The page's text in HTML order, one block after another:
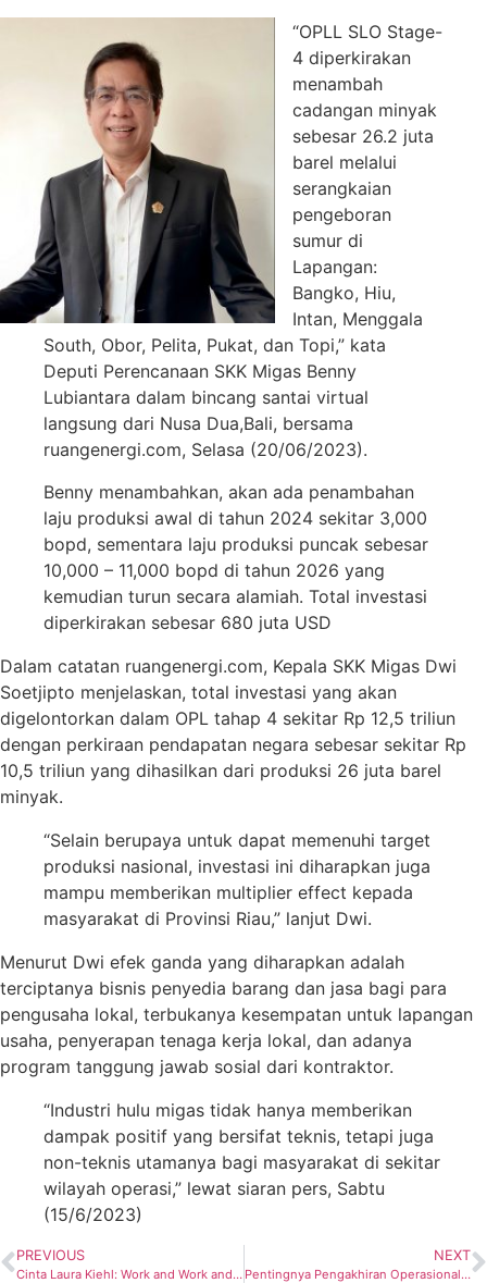
“OPLL SLO Stage-
4 diperkirakan
menambah
cadangan minyak
sebesar 26.2 juta
barel melalui
serangkaian
pengeboran
sumur di
Lapangan:
Bangko, Hiu,
Intan, Menggala
South, Obor, Pelita, Pukat, dan Topi,” kata
Deputi Perencanaan SKK Migas Benny
Lubiantara dalam bincang santai virtual
langsung dari Nusa Dua,Bali, bersama
ruangenergi.com, Selasa (20/06/2023).
Benny menambahkan, akan ada penambahan
laju produksi awal di tahun 2024 sekitar 3,000
bopd, sementara laju produksi puncak sebesar
10,000 – 11,000 bopd di tahun 2026 yang
kemudian turun secara alamiah. Total investasi
diperkirakan sebesar 680 juta USD
Dalam catatan ruangenergi.com, Kepala SKK Migas Dwi
Soetjipto menjelaskan, total investasi yang akan
digelontorkan dalam OPL tahap 4 sekitar Rp 12,5 triliun
dengan perkiraan pendapatan negara sebesar sekitar Rp
10,5 triliun yang dihasilkan dari produksi 26 juta barel
minyak.
“Selain berupaya untuk dapat memenuhi target
produksi nasional, investasi ini diharapkan juga
mampu memberikan multiplier effect kepada
masyarakat di Provinsi Riau,” lanjut Dwi.
Menurut Dwi efek ganda yang diharapkan adalah
terciptanya bisnis penyedia barang dan jasa bagi para
pengusaha lokal, terbukanya kesempatan untuk lapangan
usaha, penyerapan tenaga kerja lokal, dan adanya
program tanggung jawab sosial dari kontraktor.
“Industri hulu migas tidak hanya memberikan
dampak positif yang bersifat teknis, tetapi juga
non-teknis utamanya bagi masyarakat di sekitar
wilayah operasi,” lewat siaran pers, Sabtu
(15/6/2023)
PREVIOUS
Cinta Laura Kiehl: Work and Work and Work and Work
NEXT
Pentingnya Pengakhiran Operasional PLTU Batubara untuk Mengejar Target Penurunan Emisi